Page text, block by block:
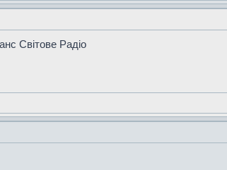
Світове Радіо